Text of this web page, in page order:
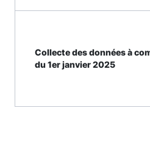
Collecte des données à
du 1er janvier 2025